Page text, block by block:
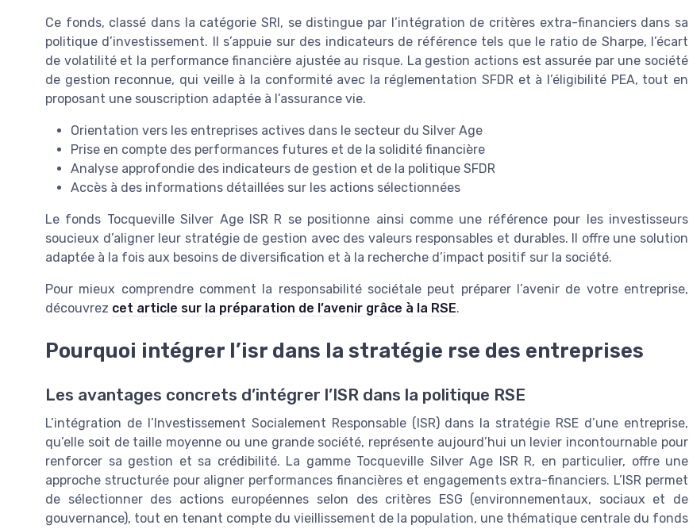
Ce fonds, classé dans la catégorie SRI, se distingue par l’intégration de critères extra-financiers dans sa
politique d’investissement. Il s’appuie sur des indicateurs de référence tels que le ratio de Sharpe, l’écart
de volatilité et la performance financière ajustée au risque. La gestion actions est assurée par une société
de gestion reconnue, qui veille à la conformité avec la réglementation SFDR et à l’éligibilité PEA, tout en
proposant une souscription adaptée à l’assurance vie.
Orientation vers les entreprises actives dans le secteur du Silver Age
Prise en compte des performances futures et de la solidité financière
Analyse approfondie des indicateurs de gestion et de la politique SFDR
Accès à des informations détaillées sur les actions sélectionnées
Le fonds Tocqueville Silver Age ISR R se positionne ainsi comme une référence pour les investisseurs
soucieux d’aligner leur stratégie de gestion avec des valeurs responsables et durables. Il offre une solution
adaptée à la fois aux besoins de diversification et à la recherche d’impact positif sur la société.
Pour mieux comprendre comment la responsabilité sociétale peut préparer l’avenir de votre entreprise,
découvrez cet article sur la préparation de l’avenir grâce à la RSE.
Pourquoi intégrer l’isr dans la stratégie rse des entreprises
Les avantages concrets d’intégrer l’ISR dans la politique RSE
L’intégration de l’Investissement Socialement Responsable (ISR) dans la stratégie RSE d’une entreprise,
qu’elle soit de taille moyenne ou une grande société, représente aujourd’hui un levier incontournable pour
renforcer sa gestion et sa crédibilité. La gamme Tocqueville Silver Age ISR R, en particulier, offre une
approche structurée pour aligner performances financières et engagements extra-financiers. L’ISR permet
de sélectionner des actions européennes selon des critères ESG (environnementaux, sociaux et de
gouvernance), tout en tenant compte du vieillissement de la population, une thématique centrale du fonds